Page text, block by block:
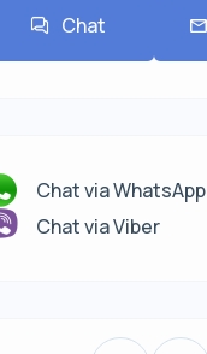
Chat
Chat via WhatsApp
Chat via Viber